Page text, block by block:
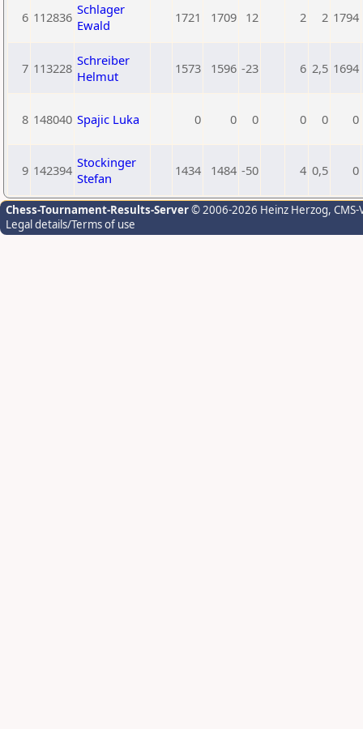
6 112836 Schlager
Ewald
1721 1709 12 2 2 1794
7 113228 Schreiber
Helmut
1573 1596 -23 6 2,5 1694
8 148040 Spajic Luka 0 0 0 0 0 0
9 142394 Stockinger
Stefan
1434 1484 -50 4 0,5 0
Chess-Tournament-Results-Server© 2006-2026 Heinz Herzog,
Legal details/Terms of use